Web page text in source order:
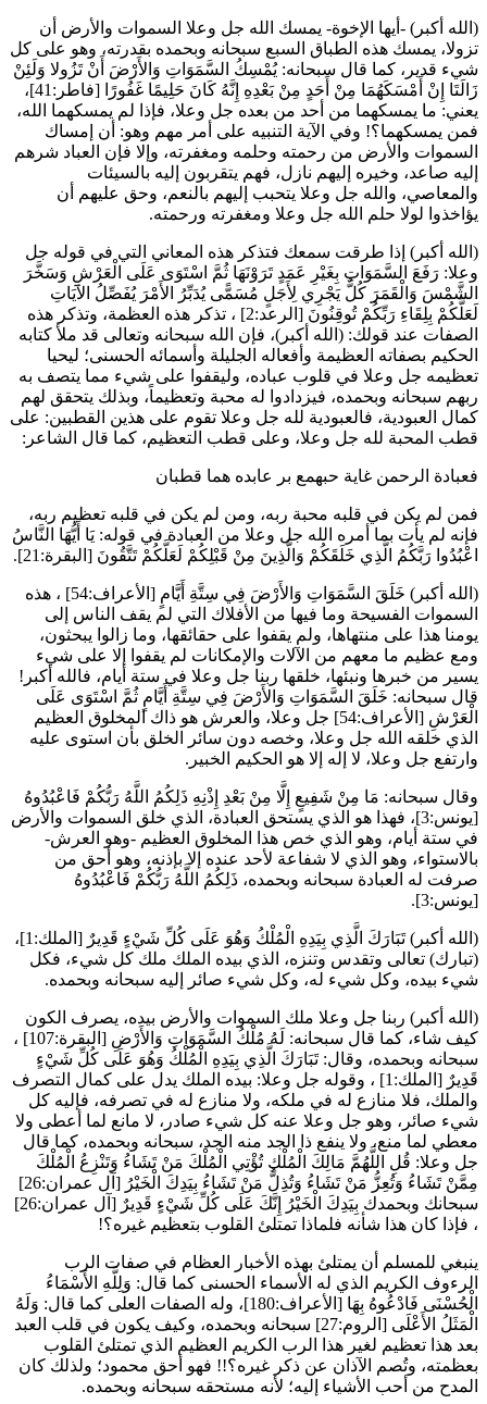
(الله أكبر) -أيها الإخوة- يمسك الله جل وعلا السموات والأرض أن
تزولا، يمسك هذه الطباق السبع سبحانه وبحمده بقدرته، وهو على كل
شيء قدير، كما قال سبحانه:يُمْسِكُ السَّمَوَاتِ وَالأَرْضَ أَنْ تَزُولا وَلَئِنْ
زَالَتَا إِنْ أَمْسَكَهُمَا مِنْ أَحَدٍ مِنْ بَعْدِهِ إِنَّهُ كَانَ حَلِيمًا غَفُورًا
[فاطر:41]،
يعني: ما يمسكهما من أحد من بعده جل وعلا، فإذا لم يمسكهما الله،
فمن يمسكهما؟! وفي الآية التنبيه على أمر مهم وهو: أن إمساك
السموات والأرض من رحمته وحلمه ومغفرته، وإلا فإن العباد شرهم
إليه صاعد، وخيره إليهم نازل، فهم يتقربون إليه بالسيئات
والمعاصي، والله جل وعلا يتحبب إليهم بالنعم، وحق عليهم أن
يؤاخذوا لولا حلم الله جل وعلا ومغفرته ورحمته.
(الله أكبر) إذا طرقت سمعك فتذكر هذه المعاني التي في قوله جل
وعلا: رَفَعَ السَّمَوَاتِ بِغَيْرِ عَمَدٍ تَرَوْنَهَا ثُمَّ اسْتَوَى عَلَى الْعَرْشِ وَسَخَّرَ
الشَّمْسَ وَالْقَمَرَ كُلٌّ يَجْرِي لِأَجَلٍ مُسَمًّى يُدَبِّرُ الأَمْرَ يُفَصِّلُ الآيَاتِ
لَعَلَّكُمْ بِلِقَاءِ رَبِّكُمْ تُوقِنُونَ
[الرعد:2] ، تذكر هذه العظمة، وتذكر هذه
الصفات عند قولك: (الله أكبر)، فإن الله سبحانه وتعالى قد ملأ كتابه
الحكيم بصفاته العظيمة وأفعاله الجليلة وأسمائه الحسنى؛ ليحيا
تعظيمه جل وعلا في قلوب عباده، وليقفوا على شيء مما يتصف به
ربهم سبحانه وبحمده، فيزدادوا له محبة وتعظيماً، وبذلك يتحقق لهم
كمال العبودية، فالعبودية لله جل وعلا تقوم على هذين القطبين: على
قطب المحبة لله جل وعلا، وعلى قطب التعظيم، كما قال الشاعر:
فعبادة الرحمن غاية حبهمع بر عابده هما قطبان
فمن لم يكن في قلبه محبة ربه، ومن لم يكن في قلبه تعظيم ربه،
فإنه لم يأت بما أمره الله جل وعلا من العبادة في قوله:يَا أَيُّهَا النَّاسُ
اعْبُدُوا رَبَّكُمُ الَّذِي خَلَقَكُمْ وَالَّذِينَ مِنْ قَبْلِكُمْ لَعَلَّكُمْ تَتَّقُونَ [البقرة:21].
(الله أكبر) خَلَقَ السَّمَوَاتِ وَالأَرْضَ فِي سِتَّةِ أَيَّامٍ
[الأعراف:54] ، هذه
السموات الفسيحة وما فيها من الأفلاك التي لم يقف الناس إلى
يومنا هذا على منتهاها، ولم يقفوا على حقائقها، وما زالوا يبحثون،
ومع عظيم ما معهم من الآلات والإمكانات لم يقفوا إلا على شيء
يسير من خبرها ونبئها، خلقها ربنا جل وعلا في ستة أيام، فالله أكبر!
قال سبحانه: خَلَقَ السَّمَوَاتِ وَالأَرْضَ فِي سِتَّةِ أَيَّامٍ ثُمَّ اسْتَوَى عَلَى
الْعَرْشِ
[الأعراف:54] جل وعلا، والعرش هو ذاك المخلوق العظيم
الذي خلقه الله جل وعلا، وخصه دون سائر الخلق بأن استوى عليه
وارتفع جل وعلا، لا إله إلا هو الحكيم الخبير.
وقال سبحانه: مَا مِنْ شَفِيعٍ إِلَّا مِنْ بَعْدِ إِذْنِهِ ذَلِكُمُ اللَّهُ رَبُّكُمْ فَاعْبُدُوهُ
[يونس:3]، فهذا هو الذي يستحق العبادة، الذي خلق السموات والأرض
في ستة أيام، وهو الذي خص هذا المخلوق العظيم -وهو العرش-
بالاستواء، وهو الذي لا شفاعة لأحد عنده إلا بإذنه، وهو أحق من
صرفت له العبادة سبحانه وبحمده، ذَلِكُمُ اللَّهُ رَبُّكُمْ فَاعْبُدُوهُ
[يونس:3].
(الله أكبر)تَبَارَكَ الَّذِي بِيَدِهِ الْمُلْكُ وَهُوَ عَلَى كُلِّ شَيْءٍ قَدِيرٌ
[الملك:1]،
(تبارك) تعالى وتقدس وتنزه، الذي بيده الملك ملك كل شيء، فكل
شيء بيده، وكل شيء له، وكل شيء صائر إليه سبحانه وبحمده.
(الله أكبر) ربنا جل وعلا ملك السموات والأرض بيده، يصرف الكون
كيف شاء، كما قال سبحانه: لَهُ مُلْكُ السَّمَوَاتِ وَالأَرْضِ
[البقرة:107] ،
سبحانه وبحمده، وقال:تَبَارَكَ الَّذِي بِيَدِهِ الْمُلْكُ وَهُوَ عَلَى كُلِّ شَيْءٍ
قَدِيرٌ
[الملك:1] ، وقوله جل وعلا: بيده الملك يدل على كمال التصرف
والملك، فلا منازع له في ملكه، ولا منازع له في تصرفه، فإليه كل
شيء صائر، وهو جل وعلا عنه كل شيء صادر، لا مانع لما أعطى ولا
معطي لما منع، ولا ينفع ذا الجد منه الجد، سبحانه وبحمده، كما قال
جل وعلا: قُلِ اللَّهُمَّ مَالِكَ الْمُلْكِ تُؤْتِي الْمُلْكَ مَنْ تَشَاءُ وَتَنْزِعُ الْمُلْكَ
مِمَّنْ تَشَاءُ وَتُعِزُّ مَنْ تَشَاءُ وَتُذِلُّ مَنْ تَشَاءُ بِيَدِكَ الْخَيْرُ
[آل عمران:26]
سبحانك وبحمدك بِيَدِكَ الْخَيْرُ إِنَّكَ عَلَى كُلِّ شَيْءٍ قَدِيرٌ
[آل عمران:26]
، فإذا كان هذا شأنه فلماذا تمتلئ القلوب بتعظيم غيره؟!
ينبغي للمسلم أن يمتلئ بهذه الأخبار العظام في صفات الرب
الرءوف الكريم الذي له الأسماء الحسنى كما قال: وَلِلَّهِ الأَسْمَاءُ
الْحُسْنَى فَادْعُوهُ بِهَا [الأعراف:180]، وله الصفات العلى كما قال:
وَلَهُ
الْمَثَلُ الأَعْلَى
[الروم:27] سبحانه وبحمده، وكيف يكون في قلب العبد
بعد هذا تعظيم لغير هذا الرب الكريم العظيم الذي تمتلئ القلوب
بعظمته، وتُصم الآذان عن ذكر غيره؟!! فهو أحق محمود؛ ولذلك كان
المدح من أحب الأشياء إليه؛ لأنه مستحقه سبحانه وبحمده.